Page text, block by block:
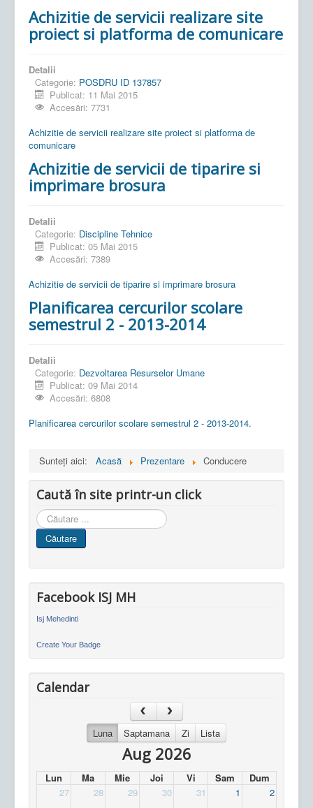
Achizitie de servicii realizare site
proiect si platforma de comunicare
Detalii
Categorie: POSDRU ID 137857
Publicat: 11 Mai 2015
Accesări: 7731
Achizitie de servicii realizare site proiect si platforma de
comunicare
Achizitie de servicii de tiparire si
imprimare brosura
Detalii
Categorie: Discipline Tehnice
Publicat: 05 Mai 2015
Accesări: 7389
Achizitie de servicii de tiparire si imprimare brosura
Planificarea cercurilor scolare
semestrul 2 - 2013-2014
Detalii
Categorie: Dezvoltarea Resurselor Umane
Publicat: 09 Mai 2014
Accesări: 6808
Planificarea cercurilor scolare semestrul 2 - 2013-2014.
Sunteți aici: Acasă Prezentare Conducere
Caută în site printr-un click
Cauta
in
site
Căutare
Facebook ISJ MH
Isj Mehedinti
Create Your Badge
Calendar
Luna Saptamana Zi Lista
Aug 2026
Lun Ma Mie Joi Vi Sam
Dum
27
28 29 30 31 1 2